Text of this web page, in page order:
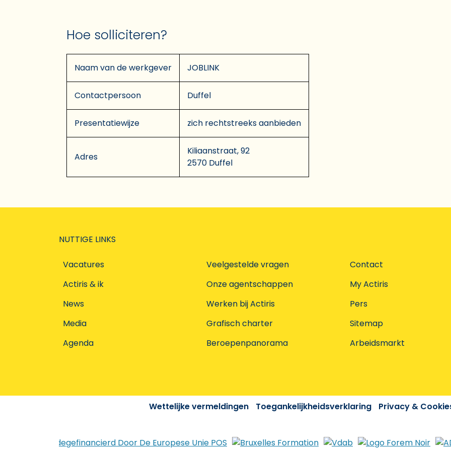
Hoe solliciteren?
Naam van de werkgever JOBLINK
Contactpersoon Duffel
Presentatiewijze zich rechtstreeks aanbieden
Adres
Kiliaanstraat, 92
2570 Duffel
NUTTIGE LINKS
Vacatures
Actiris & ik
News
Media
Agenda
Veelgestelde vragen
Onze agentschappen
Werken bij Actiris
Grafisch charter
Beroepenpanorama
Contact
My Actiris
Pers
Sitemap
Arbeidsmarkt
Wettelijke vermeldingen Toegankelijkheidsverklaring Privacy &